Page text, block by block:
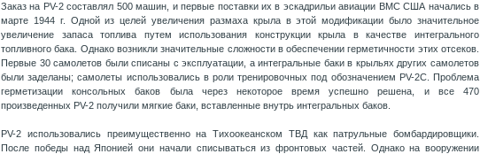
Заказ на PV-2 составлял 500 машин, и первые поставки их в эскадрильи авиации ВМС США начались в
марте 1944 г. Одной из целей увеличения размаха крыла в этой модификации было значительное
увеличение запаса топлива путем использования конструкции крыла в качестве интегрального
топливного бака. Однако возникли значительные сложности в обеспечении герметичности этих отсеков.
Первые 30 самолетов были списаны с эксплуатации, а интегральные баки в крыльях других самолетов
были заделаны; самолеты использовались в роли тренировочных под обозначением PV-2C. Проблема
герметизации консольных баков была через некоторое время успешно решена, и все 470
произведенных PV-2 получили мягкие баки, вставленные внутрь интегральных баков.
PV-2 использовались преимущественно на Тихоокеанском ТВД как патрульные бомбардировщики.
После победы над Японией они начали списываться из фронтовых частей. Однако на вооружении